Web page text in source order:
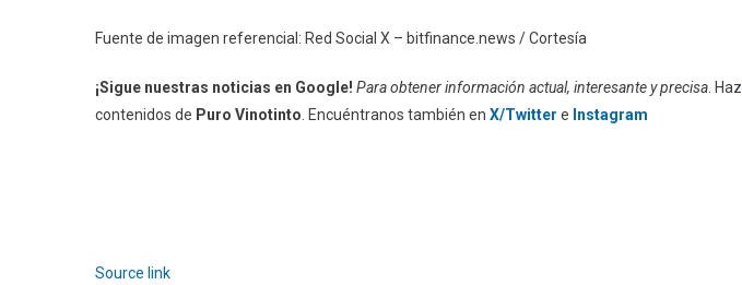
Fuente de imagen referencial: Red Social X – bitfinance.news / Cortesía
¡Sigue nuestras noticias en Google! Para obtener información actual, interesante y precisa. Haz
contenidos de Puro Vinotinto. Encuéntranos también en X/Twitter e Instagram
Source link